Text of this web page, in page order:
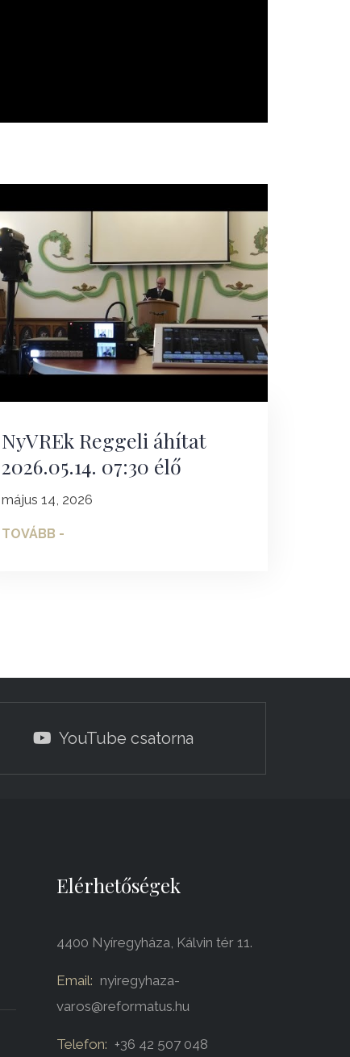
NyVREk Reggeli áhítat
2026.05.14. 07:30 élő
május 14, 2026
TOVÁBB -
YouTube csatorna
Elérhetőségek
4400 Nyíregyháza, Kálvin tér 11.
Email: nyiregyhaza-
varos@reformatus.hu
Telefon: +36 42 507 048